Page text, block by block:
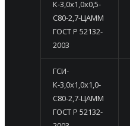
К-3,0х1,0х0,5-
С80-2,7-ЦАММ
ГОСТ Р 52132-
2003
ГСИ-
К-3,0х1,0х1,0-
С80-2,7-ЦАММ
ГОСТ Р 52132-